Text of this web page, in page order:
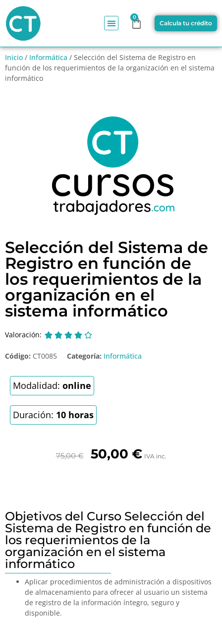
0
Calcula tu crédito
Inicio / Informática / Selección del Sistema de Registro en
función de los requerimientos de la organización en el sistema
informático
Selección del Sistema de
Registro en función de
los requerimientos de la
organización en el
sistema informático
Valoración:     
Código: CT0085 Categoría: Informática
Modalidad: online
Duración: 10 horas
75,00€ 50,00 € IVA inc.
Objetivos del Curso Selección del
Sistema de Registro en función de
los requerimientos de la
organización en el sistema
informático
Aplicar procedimientos de administración a dispositivos
de almacenamiento para ofrecer al usuario un sistema
de registro de la información íntegro, seguro y
disponible.